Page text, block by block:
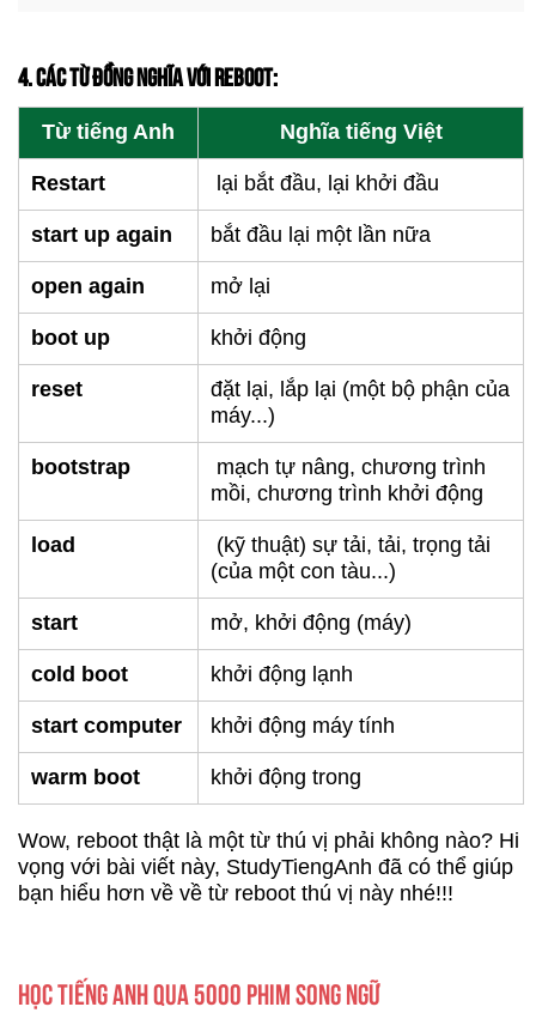
4. CÁC TỪ ĐỒNG NGHĨA VỚI REBOOT:
Từ tiếng Anh Nghĩa tiếng Việt
Restart lại bắt đầu, lại khởi đầu
start up again bắt đầu lại một lần nữa
open again mở lại
boot up khởi động
reset
đặt lại, lắp lại (một bộ phận của
máy...)
bootstrap
mạch tự nâng, chương trình
mồi, chương trình khởi động
load
(kỹ thuật) sự tải, tải, trọng tải
(của một con tàu...)
start mở, khởi động (máy)
cold boot khởi động lạnh
start computer khởi động máy tính
warm boot khởi động trong
Wow, reboot thật là một từ thú vị phải không nào? Hi
vọng với bài viết này, StudyTiengAnh đã có thể giúp
bạn hiểu hơn về về từ reboot thú vị này nhé!!!
HỌC TIẾNG ANH QUA 5000 PHIM SONG NGỮ